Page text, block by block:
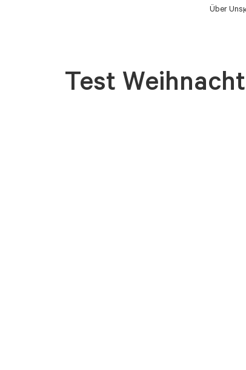
Über Uns
Test